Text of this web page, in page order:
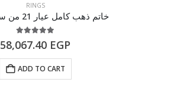
RINGS
خاتم ذهب كامل عيار 21 من سليمه جولد
58,067.40 EGP
ADD TO CART